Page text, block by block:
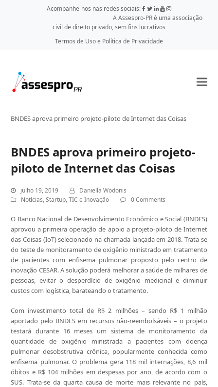
Acompanhe-nos nas redes sociais:
A Assespro-PR é uma associação
civil de direito privado, sem fins lucrativos
Termos de Uso e Política de Privacidade
BNDES aprova primeiro projeto-piloto de Internet das Coisas
BNDES aprova primeiro projeto-
piloto de Internet das Coisas
julho 19, 2019
Daniella Wodonis
Notícias,Startup,TIC e Inovação 0 Comments
O Banco Nacional de Desenvolvimento Econômico e Social (BNDES)
aprovou a primeira operação de apoio a projeto-piloto de Internet
das Coisas (IoT) selecionado na chamada lançada em 2018. Trata-se
do teste de monitoramento de oxigênio ministrado em tratamento
de pacientes com enfisema pulmonar proposto pelo centro de
inovação CESAR. A solução poderá melhorar a saúde de milhares de
pessoas, evitar o desperdício de oxigênio medicinal e diminuir
custos com logística, barateando o tratamento.
Com investimento total de R$ 2 milhões – sendo R$ 1 milhão
aportado pelo BNDES em recursos não-reembolsáveis – o projeto
testará durante 16 meses um sistema de monitoramento da
quantidade de oxigênio ministrada a pacientes com doença
pulmonar desobstrutiva crônica, popularmente conhecida como
enfisema pulmonar. O problema gera 118 mil internações, 8,6 mil
óbitos e R$ 104 milhões em despesas por ano, de acordo com o
SUS. Trata-se da quarta causa de morte mais relevante no país,